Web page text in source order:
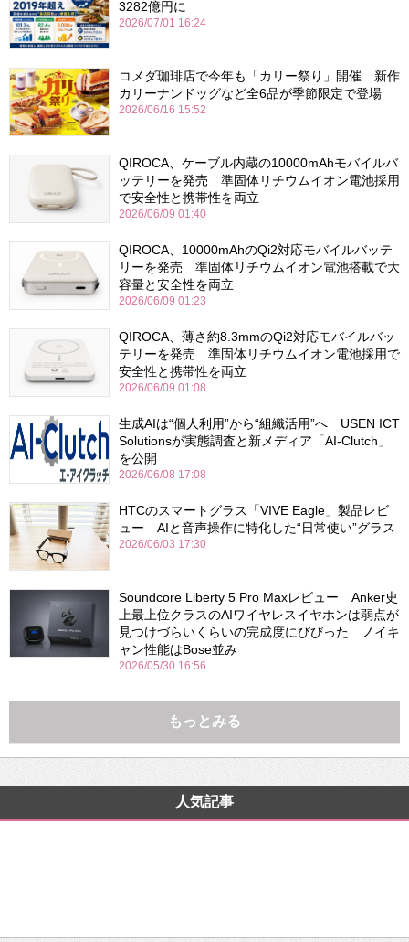
3282億円に
2026/07/01 16:24
コメダ珈琲店で今年も「カリー祭り」開催 新作
カリーナンドッグなど全6品が季節限定で登場
2026/06/16 15:52
QIROCA、ケーブル内蔵の10000mAhモバイルバ
ッテリーを発売 準固体リチウムイオン電池採用
で安全性と携帯性を両立
2026/06/09 01:40
QIROCA、10000mAhのQi2対応モバイルバッテ
リーを発売 準固体リチウムイオン電池搭載で大
容量と安全性を両立
2026/06/09 01:23
QIROCA、薄さ約8.3mmのQi2対応モバイルバッ
テリーを発売 準固体リチウムイオン電池採用で
安全性と携帯性を両立
2026/06/09 01:08
生成AIは“個人利用”から“組織活用”へ USEN ICT
Solutionsが実態調査と新メディア「AI-Clutch」
を公開
2026/06/08 17:08
HTCのスマートグラス「VIVE Eagle」製品レビ
ュー AIと音声操作に特化した“日常使い”グラス
2026/06/03 17:30
Soundcore Liberty 5 Pro Maxレビュー Anker史
上最上位クラスのAIワイヤレスイヤホンは弱点が
見つけづらいくらいの完成度にびびった ノイキ
ャン性能はBose並み
2026/05/30 16:56
もっとみる
人気記事